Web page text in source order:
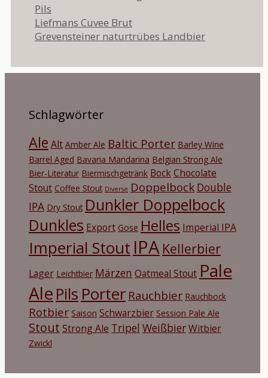
Pils
Liefmans Cuvee Brut
Grevensteiner naturtrübes Landbier
Schlagwörter
Ale Alt Amber Ale Baltic Porter Barley Wine
Barrel Aged Bavaria Mandarina Belgian Strong Ale
Bier-Literatur Biermischgetränk BockChocolate
Stout Coffee Stout Diverse Doppelbock Double
IPA Dry Stout Dunkler Doppelbock
Dunkles Export Gose Helles Imperial IPA
Imperial Stout IPA Kellerbier
Lager Leichtbier Märzen Oatmeal Stout Pale
Ale Pils Porter Rauchbier Rauchbock
Rotbier Saison Schwarzbier Session Pale Ale
Stout Strong Ale Tripel WeißbierWitbier
Zwickl